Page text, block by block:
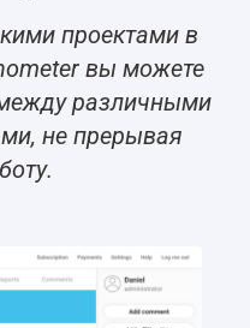
проектами в
вы можете
различными
не прерывая